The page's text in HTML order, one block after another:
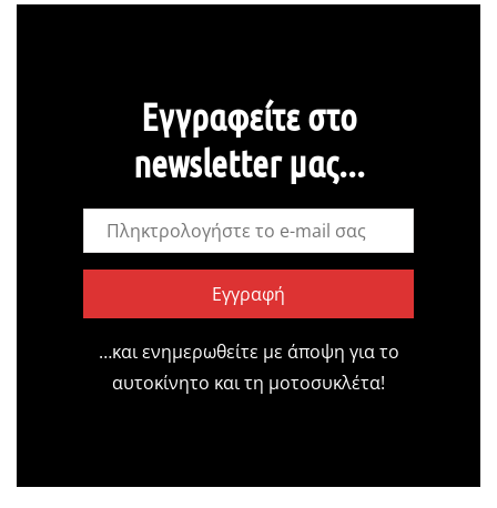
Εγγραφείτε στο
newsletter μας...
Εγγραφή
…και ενημερωθείτε με άποψη για το
αυτοκίνητο και τη μοτοσυκλέτα!